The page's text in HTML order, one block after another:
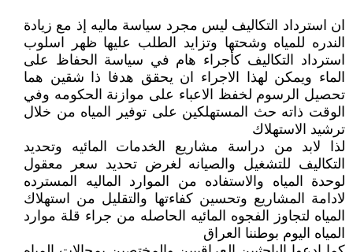
ان استرداد التكاليف ليس مجرد سياسة ماليه إذ مع زيادة
الندره للمياه وشحتها وتزايد الطلب عليها ظهر اسلوب
استرداد التكاليف كأجراء هام في سياسة الحفاظ على
الماء ويمكن لهذا الاجراء ان يحقق هدفا ذا شقين هما
تحصيل الرسوم لخفظ الاعباء على موازنة الحكومه وفي
الوقت ذاته حث المستهلكين على توفير المياه من خلال
ترشيد الاستهلاك
لذا لابد من دراسة مشاريع الخدمات المائيه وتحديد
التكاليف للتشغيل والصيانه لغرض تحديد سعر معقول
لوحدة المياه والاستفاده من الموارد الماليه المسترده
لادامة المشاريع وتحسين كفاءتها والتقليل من استهلاك
المياه لتجاوز الفجوه المائيه الحاصله من جراء قلة موارد
المياه اليوم بوطننا العراق